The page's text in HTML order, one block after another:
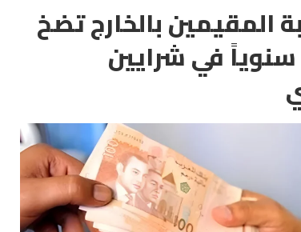
المقيمين بالخارج تضخ
سنوياً في شرايين